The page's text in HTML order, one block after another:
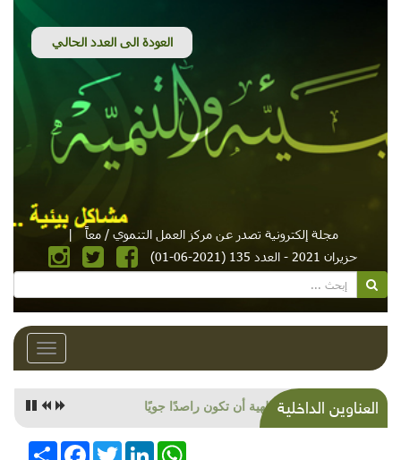
مجلة إلكترونية تصدر عن مركز العمل التنموي / معاً
|
حزيران 2021 - العدد 135 (2021-06-01)
Toggle
العناوين الداخليةبعد انهيار المقاييس.. المستهلك بين خياري الانتحار
الجماعي أو الموت البطيء
انشر
FacebookTwitterLinkedInWhatsApp